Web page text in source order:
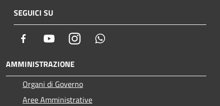
SEGUICI SU
Facebook YoutubeInstagram
AMMINISTRAZIONE
Organi di Governo
Aree Amministrative